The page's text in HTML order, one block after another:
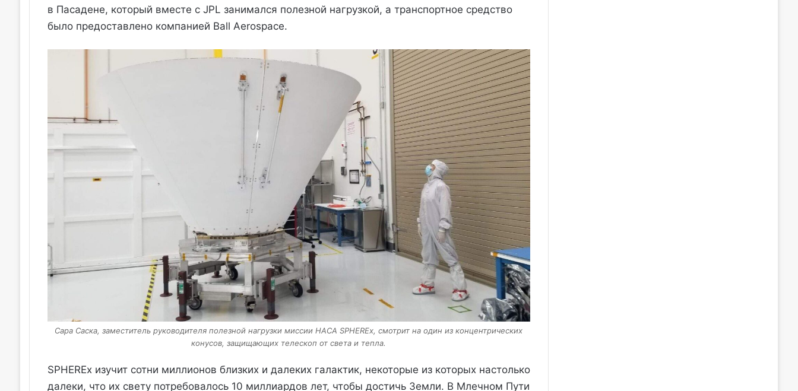
в Пасадене, который вместе с JPL занимался полезной нагрузкой, а транспортное средство
было предоставлено компанией Ball Aerospace.
Сара Саска, заместитель руководителя полезной нагрузки миссии НАСА SPHEREx, смотрит на один из концентрических
конусов, защищающих телескоп от света и тепла.
SPHEREx изучит сотни миллионов близких и далеких галактик, некоторые из которых настолько
далеки, что их свету потребовалось 10 миллиардов лет, чтобы достичь Земли. В Млечном Пути